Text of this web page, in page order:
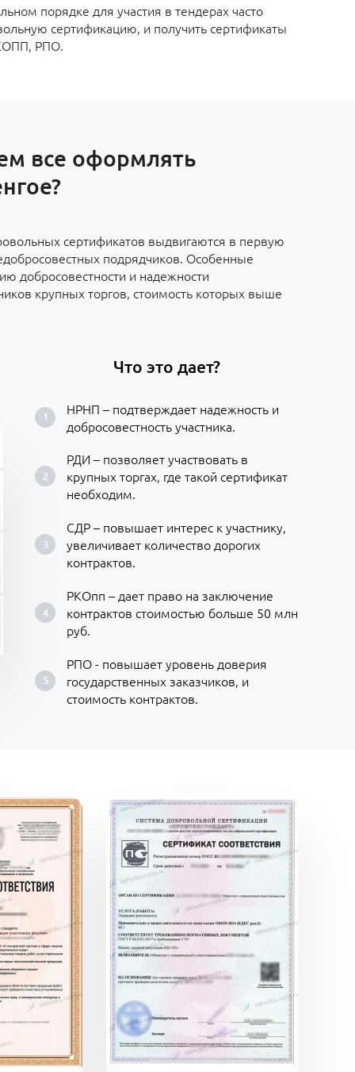
порядке для участия в тендерах часто
сертификацию, и получить сертификаты
РПО.
все оформлять
сертификатов выдвигаются в первую
подрядчиков. Особенные
добросовестности и надежности
крупных торгов, стоимость которых выше
Что это дает?
НРНП – подтверждает надежность и
добросовестность участника.
РДИ – позволяет участвовать в
крупных торгах, где такой сертификат
необходим.
СДР – повышает интерес к участнику,
увеличивает количество дорогих
контрактов.
РКОпп – дает право на заключение
контрактов стоимостью больше 50 млн
руб.
РПО - повышает уровень доверия
государственных заказчиков, и
стоимость контрактов.